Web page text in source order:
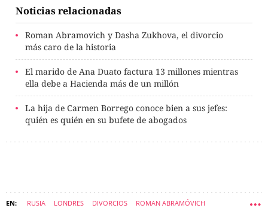
Noticias relacionadas
Roman Abramovich y Dasha Zukhova, el divorcio
más caro de la historia
El marido de Ana Duato factura 13 millones mientras
ella debe a Hacienda más de un millón
La hija de Carmen Borrego conoce bien a sus jefes:
quién es quién en su bufete de abogados
RUSIA LONDRES DIVORCIOS ROMAN ABRAMÓVICH